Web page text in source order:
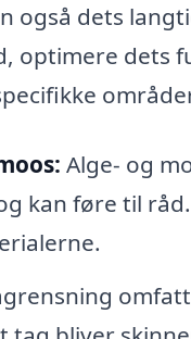
også dets
optimere dets
Alge- og
kan føre til